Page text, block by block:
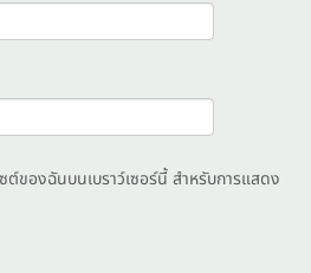
ต์ของฉันบนเบราว์เซอร์นี้ สำหรับการแสดง